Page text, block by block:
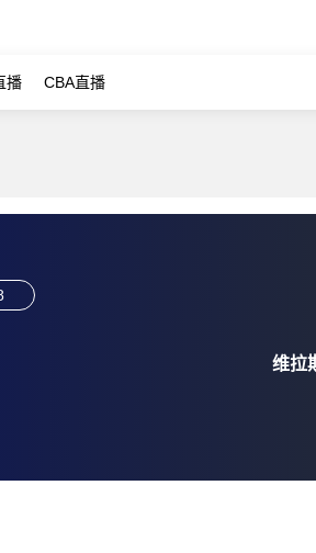
播 CBA直播
维拉